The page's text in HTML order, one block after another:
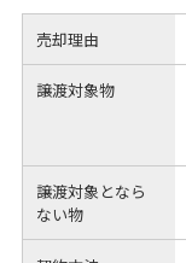
売却理由
譲渡対象物
譲渡対象となら
ない物